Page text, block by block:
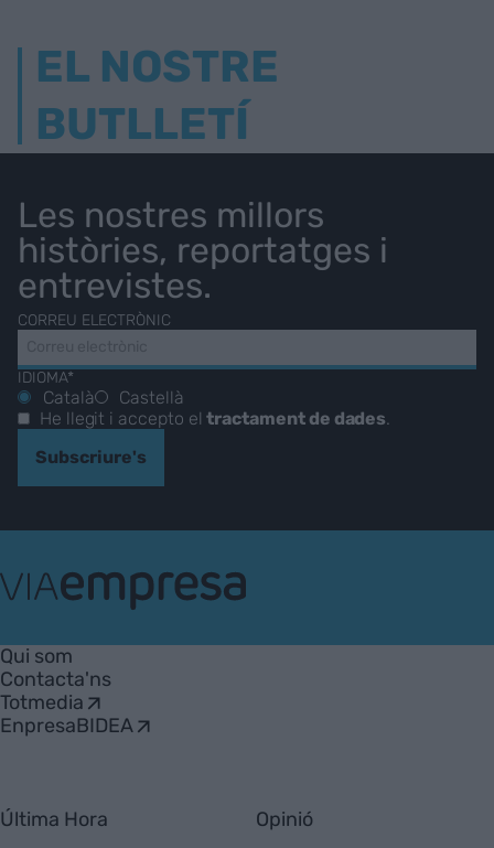
EL NOSTRE
BUTLLETÍ
Les nostres millors
històries, reportatges i
entrevistes.
CORREU ELECTRÒNIC
IDIOMA*
Català
Castellà
He llegit i accepto eltractament de dades.
Subscriure's
Empresa
Qui som
Contacta'ns
Totmedia
EnpresaBIDEA
Última Hora Opinió